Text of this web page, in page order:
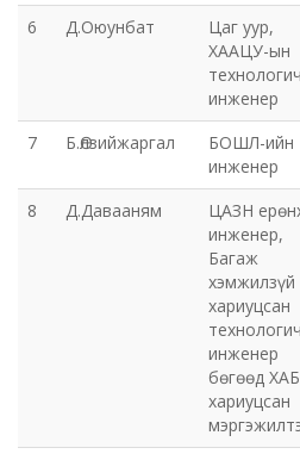
Цэцэрлэгжүүлэлт ногоон
Эрдэнэтийн ДЦС ТӨХК
Сум дундын ойн анги
Музей
Нийтлэг үйлчилгээний алба
Хот байгуулалт, барилга
Сэлэнгэ голын сав газрын
6 Д.Оюунбат
Цаг уур,
ХААЦУ-ын
технологич
инженер
7 Б.Өлзийжаргал
БОШЛ-ийн
инженер
8 Д.Давааням
ЦАЗН
инженер,
Багаж
хэмжилзүй
хариуцсан
технологич
инженер
бөгөөд
хариуцсан